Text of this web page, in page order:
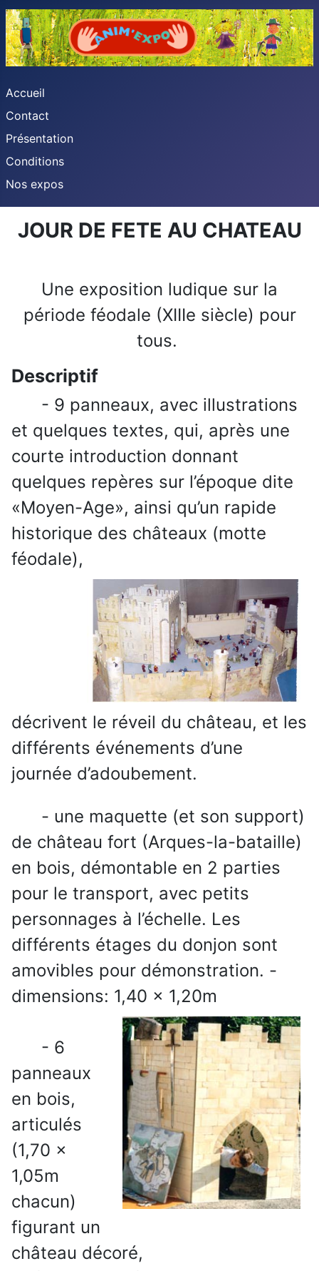
Accueil
Contact
Présentation
Conditions
Nos expos
JOUR DE FETE AU CHATEAU
Une exposition ludique sur la
période féodale (XIIIe siècle) pour
tous.
Descriptif
- 9 panneaux, avec illustrations
et quelques textes, qui, après une
courte introduction donnant
quelques repères sur l’époque dite
«Moyen-Age», ainsi qu’un rapide
historique des châteaux (motte
féodale),
décrivent le réveil du château, et les
différents événements d’une
journée d’adoubement.
- une maquette (et son support)
de château fort (Arques-la-bataille)
en bois, démontable en 2 parties
pour le transport, avec petits
personnages à l’échelle. Les
différents étages du donjon sont
amovibles pour démonstration. -
dimensions: 1,40 x 1,20m
- 6
panneaux
en bois,
articulés
(1,70 x
1,05m
chacun)
figurant un
château décoré,